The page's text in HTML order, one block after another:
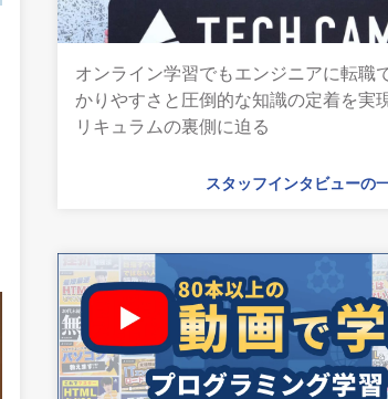
オンライン学習でもエンジニアに転職
かりやすさと圧倒的な知識の定着を実
リキュラムの裏側に迫る
スタッフインタビューの